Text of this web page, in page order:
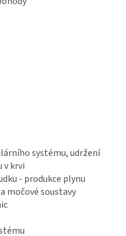
systému, udržení
v krvi
- produkce plynu
močové soustavy